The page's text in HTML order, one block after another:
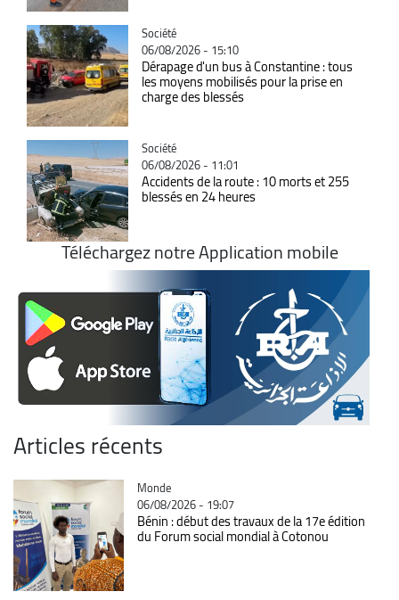
Catégorie
Société
06/08/2026 - 15:10
Dérapage d'un bus à Constantine : tous
les moyens mobilisés pour la prise en
charge des blessés
Catégorie
Société
06/08/2026 - 11:01
Accidents de la route : 10 morts et 255
blessés en 24 heures
Téléchargez notre Application mobile
Articles récents
Catégorie
Monde
06/08/2026 - 19:07
Bénin : début des travaux de la 17e édition
du Forum social mondial à Cotonou